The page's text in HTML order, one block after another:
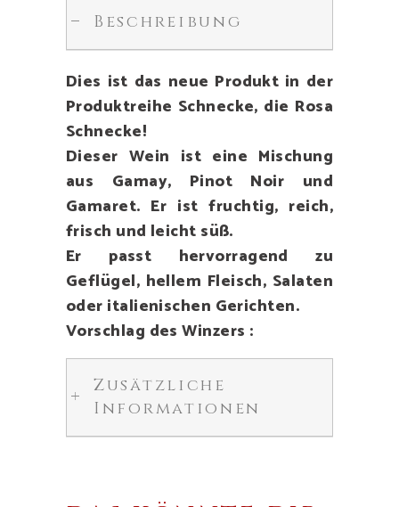
Beschreibung
Dies ist das neue Produkt in der
Produktreihe Schnecke, die Rosa
Schnecke!
Dieser Wein ist eine Mischung
aus Gamay, Pinot Noir und
Gamaret. Er ist fruchtig, reich,
frisch und leicht süß.
Er passt hervorragend zu
Geflügel, hellem Fleisch, Salaten
oder italienischen Gerichten.
Vorschlag des Winzers :
Zusätzliche
Informationen